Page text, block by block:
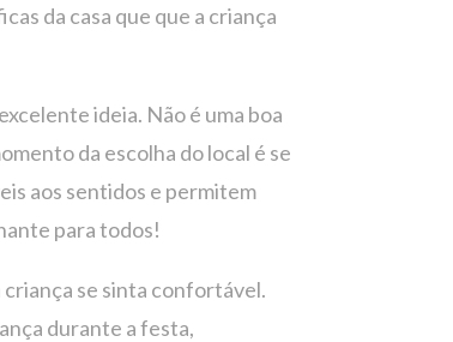
da casa que que a criança
ideia. Não é uma boa
da escolha do local é se
​​aos sentidos e permitem
para todos!
criança se sinta confortável.
durante a festa,